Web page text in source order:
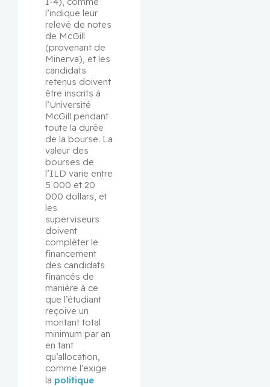
l’indique leur
relevé de notes
de McGill
(provenant de
Minerva), et les
candidats
retenus doivent
être inscrits à
l’Université
McGill pendant
toute la durée
de la bourse. La
valeur des
bourses de
l’ILD varie entre
5 000 et 20
000 dollars, et
les
superviseurs
doivent
compléter le
financement
des candidats
financés de
manière à ce
que l’étudiant
reçoive un
montant total
minimum par an
en tant
qu’allocation,
comme l’exige
la politique